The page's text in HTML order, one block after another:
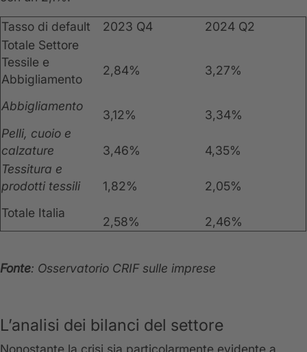
Tasso di default 2023 Q4
2024 Q2
Totale Settore
Tessile e
Abbigliamento
2,84% 3,27%
Abbigliamento
3,12%
3,34%
Pelli, cuoio e
calzature
3,46%
4,35%
Tessitura e
prodotti tessili
1,82%
2,05%
Totale Italia
2,58% 2,46%
Fonte: Osservatorio CRIF sulle imprese
L’analisi dei bilanci del settore
Nonostante la crisi sia particolarmente evidente a